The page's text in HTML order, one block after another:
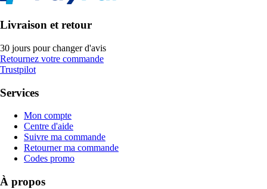
Livraison et retour
30 jours pour changer d'avis
Retournez votre commande
Trustpilot
Services
Mon compte
Centre d'aide
Suivre ma commande
Retourner ma commande
Codes promo
À propos